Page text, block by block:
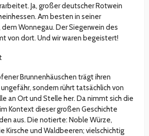
Ja, großer deutscher Rotwein
Am besten in seiner
dem Wonnegau. Der Siegerwein des
von dort. Und wir waren begeistert!
Brunnenhäuschen trägt ihren
sondern rührt tatsächlich von
an Ort und Stelle her. Da nimmt sich die
Kontext dieser großen Geschichte
aus. Die notierte: Noble Würze,
Kirsche und Waldbeeren; vielschichtig